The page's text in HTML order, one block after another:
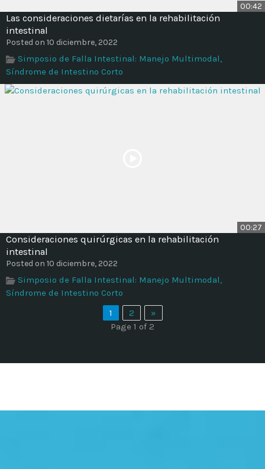
00:42
Las consideraciones dietarías en la rehabilitación
intestinal
Posted on 10 diciembre, 2022
Simposio de Falla Intestinal: Manejo Multimodal,
Síndrome de Intestino Corto
00:27
Consideraciones quirúrgicas en la rehabilitación
intestinal
Posted on 10 diciembre, 2022
Simposio de Falla Intestinal: Manejo Multimodal,
Síndrome de Intestino Corto
1
2
»
Page 1 of 2